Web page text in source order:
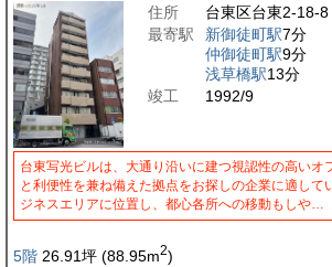
住所
台東区台東2-18-8
最寄駅
新御徒町駅7分
仲御徒町駅9分
浅草橋駅13分
竣工
1992/9
台東写光ビルは、大通り沿いに建つ視認性の高いオ
と利便性を兼ね備えた拠点をお探しの企業に適して
ジネスエリアに位置し、都心各所への移動もしや…
5階 26.91坪 (88.95m2)